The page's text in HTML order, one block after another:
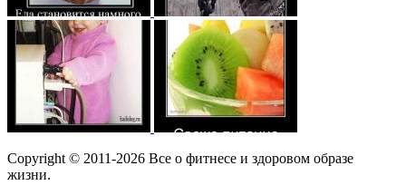
Copyright © 2011-2026 Все о фитнесе и здоровом образе
жизни.